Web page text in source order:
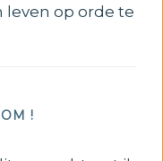
op orde te
!